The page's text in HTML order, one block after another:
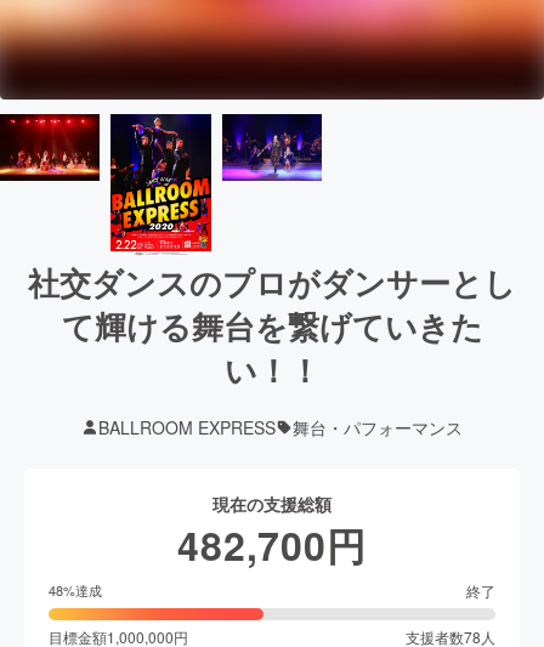
社交ダンスのプロがダンサーとし
て輝ける舞台を繋げていきた
い！！
BALLROOM EXPRESS 舞台・パフォーマンス
現在の支援総額
482,700円
48%達成 終了
目標金額1,000,000円 支援者数78 人